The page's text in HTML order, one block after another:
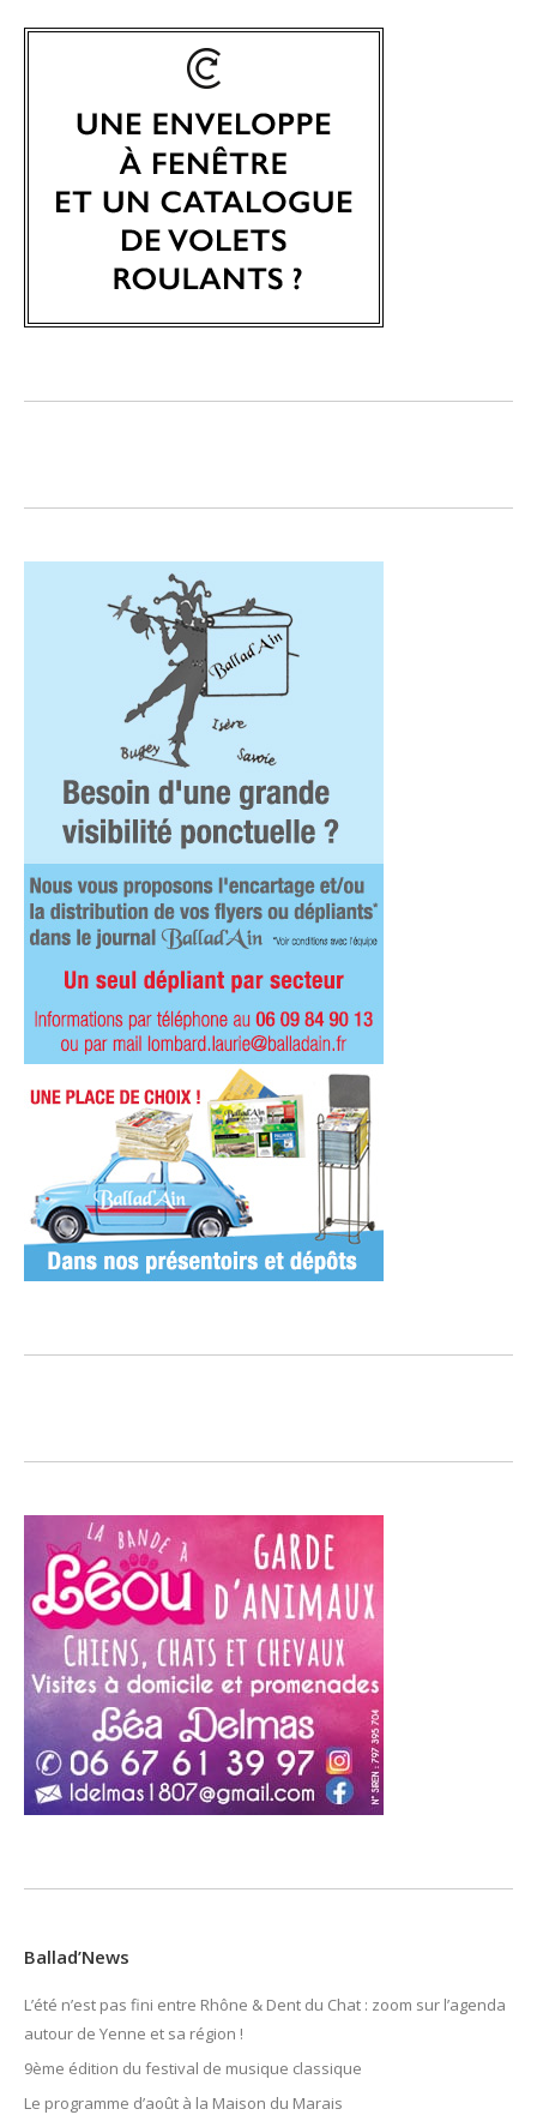
Ballad’News
L’été n’est pas fini entre Rhône & Dent du Chat : zoom sur l’agenda
autour de Yenne et sa région !
9ème édition du festival de musique classique
Le programme d’août à la Maison du Marais